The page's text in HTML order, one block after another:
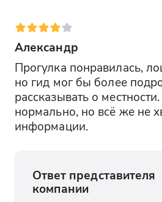
Александр
Прогулка понравилась,
но гид мог бы более
рассказывать о
нормально, но всё же не
информации.
Ответ представителя
компании